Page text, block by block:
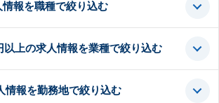
報を職種で絞り込む
以上の求人情報を業種で絞り込む
情報を勤務地で絞り込む